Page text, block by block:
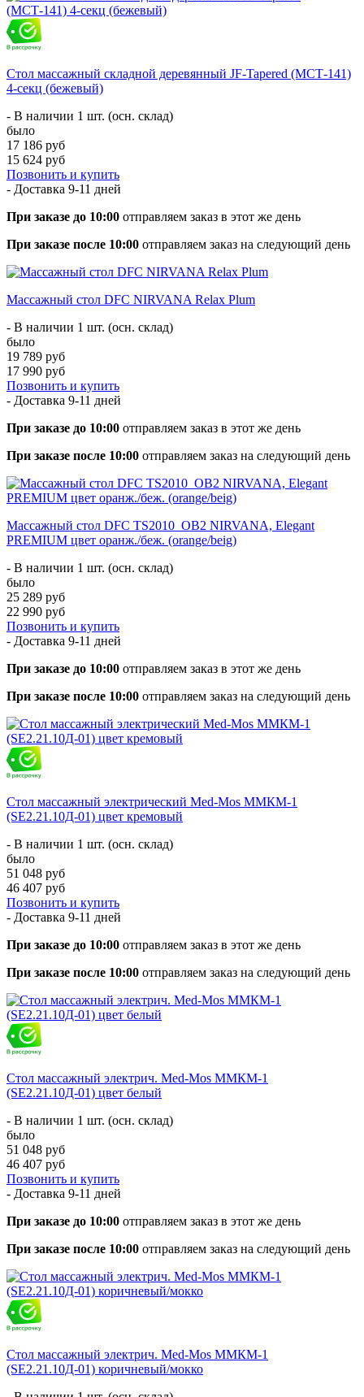
Стол массажный складной деревянный JF-Tapered (МСТ-141)
4-секц (бежевый)
- В наличии 1 шт. (осн. склад)
было
17 186 руб
15 624 руб
Позвонить и купить
- Доставка 9-11 дней
При заказе до 10:00 отправляем заказ в этот же день
При заказе после 10:00 отправляем заказ на следующий день
Массажный стол DFC NIRVANA Relax Plum
- В наличии 1 шт. (осн. склад)
было
19 789 руб
17 990 руб
Позвонить и купить
- Доставка 9-11 дней
При заказе до 10:00 отправляем заказ в этот же день
При заказе после 10:00 отправляем заказ на следующий день
Массажный стол DFC TS2010_OB2 NIRVANA, Elegant
PREMIUM цвет оранж./беж. (orange/beig)
- В наличии 1 шт. (осн. склад)
было
25 289 руб
22 990 руб
Позвонить и купить
- Доставка 9-11 дней
При заказе до 10:00 отправляем заказ в этот же день
При заказе после 10:00 отправляем заказ на следующий день
Стол массажный электрический Med-Mos ММКМ-1
(SE2.21.10Д-01) цвет кремовый
- В наличии 1 шт. (осн. склад)
было
51 048 руб
46 407 руб
Позвонить и купить
- Доставка 9-11 дней
При заказе до 10:00 отправляем заказ в этот же день
При заказе после 10:00 отправляем заказ на следующий день
Стол массажный электрич. Med-Mos ММКМ-1
(SE2.21.10Д-01) цвет белый
- В наличии 1 шт. (осн. склад)
было
51 048 руб
46 407 руб
Позвонить и купить
- Доставка 9-11 дней
При заказе до 10:00 отправляем заказ в этот же день
При заказе после 10:00 отправляем заказ на следующий день
Стол массажный электрич. Med-Mos ММКМ-1
(SE2.21.10Д-01) коричневый/мокко